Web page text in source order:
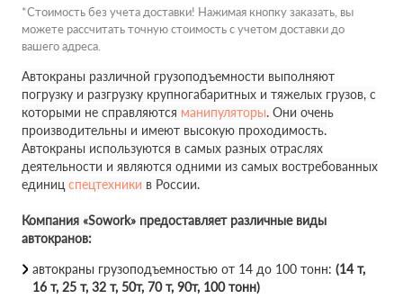
*Стоимость без учета доставки! Нажимая кнопку заказать, вы
можете рассчитать точную стоимость с учетом доставки до
вашего адреса.
Автокраны различной грузоподъемности выполняют
погрузку и разгрузку крупногабаритных и тяжелых грузов, с
которыми не справляются манипуляторы. Они очень
производительны и имеют высокую проходимость.
Автокраны используются в самых разных отраслях
деятельности и являются одними из самых востребованных
единиц спецтехники в России.
Компания «Sowork» предоставляет различные виды
автокранов:
автокраны грузоподъемностью от 14 до 100 тонн: (14 т,
16 т, 25 т, 32 т, 50т, 70 т, 90т, 100 тонн)